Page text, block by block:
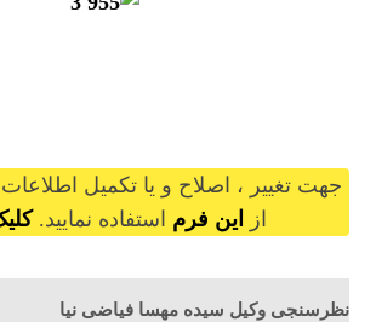
جهت تغییر ، اصلاح و یا تکمیل
از
این فرم استفاده نمایید.
نظرسنجی وکیل سیده مهسا فیاضی نیا